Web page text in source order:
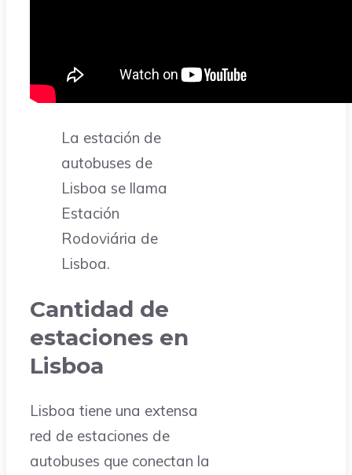
La estación de
autobuses de
Lisboa se llama
Estación
Rodoviária de
Lisboa.
Cantidad de
estaciones en
Lisboa
Lisboa tiene una extensa
red de estaciones de
autobuses que conectan la